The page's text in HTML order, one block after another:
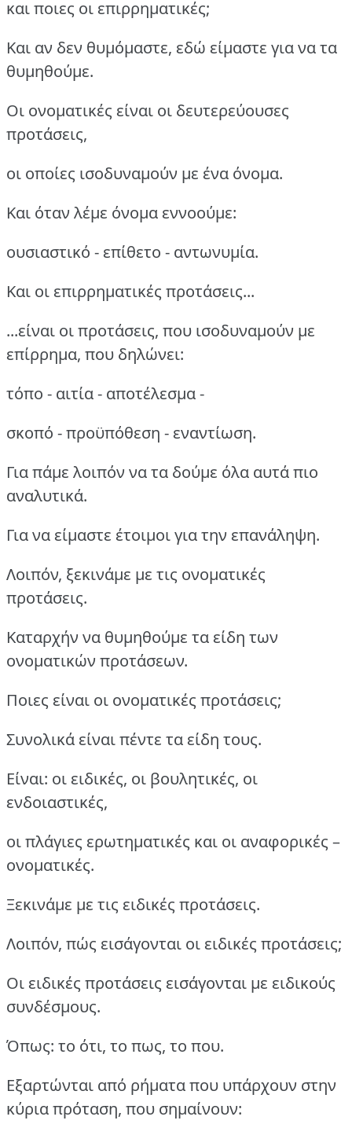
και ποιες οι επιρρηματικές;
Και αν δεν θυμόμαστε, εδώ είμαστε για να τα
θυμηθούμε.
Οι ονοματικές είναι οι δευτερεύουσες
προτάσεις,
οι οποίες ισοδυναμούν με ένα όνομα.
Και όταν λέμε όνομα εννοούμε:
ουσιαστικό - επίθετο - αντωνυμία.
Και οι επιρρηματικές προτάσεις...
...είναι οι προτάσεις, που ισοδυναμούν με
επίρρημα, που δηλώνει:
τόπο - αιτία - αποτέλεσμα -
σκοπό - προϋπόθεση - εναντίωση.
Για πάμε λοιπόν να τα δούμε όλα αυτά πιο
αναλυτικά.
Για να είμαστε έτοιμοι για την επανάληψη.
Λοιπόν, ξεκινάμε με τις ονοματικές
προτάσεις.
Καταρχήν να θυμηθούμε τα είδη των
ονοματικών προτάσεων.
Ποιες είναι οι ονοματικές προτάσεις;
Συνολικά είναι πέντε τα είδη τους.
Είναι: οι ειδικές, οι βουλητικές, οι
ενδοιαστικές,
οι πλάγιες ερωτηματικές και οι αναφορικές –
ονοματικές.
Ξεκινάμε με τις ειδικές προτάσεις.
Λοιπόν, πώς εισάγονται οι ειδικές προτάσεις;
Οι ειδικές προτάσεις εισάγονται με ειδικούς
συνδέσμους.
Όπως: το ότι, το πως, το που.
Εξαρτώνται από ρήματα που υπάρχουν στην
κύρια πρόταση, που σημαίνουν: